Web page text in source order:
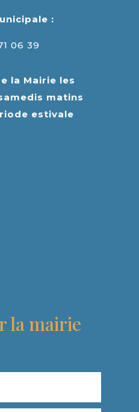
:
06 39
la Mairie les
matins
estivale
la mairie